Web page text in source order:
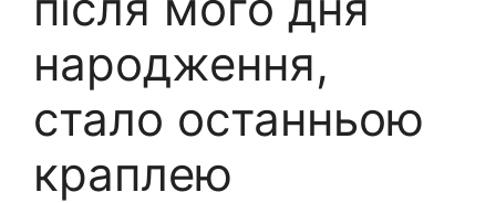
народження,
стало останньою
краплею